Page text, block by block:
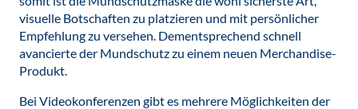
visuelle Botschaften zu platzieren und mit persönlicher
Empfehlung zu versehen. Dementsprechend schnell
avancierte der Mundschutz zu einem neuen Merchandise-
Produkt.
Bei Videokonferenzen gibt es mehrere Möglichkeiten der